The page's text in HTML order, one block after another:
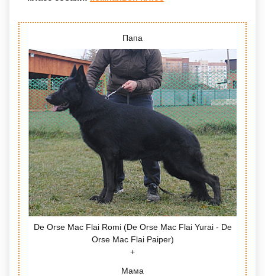
Папа
De Orse Mac Flai Romi (De Orse Mac Flai Yurai - De
Orse Mac Flai Paiper)
Мама